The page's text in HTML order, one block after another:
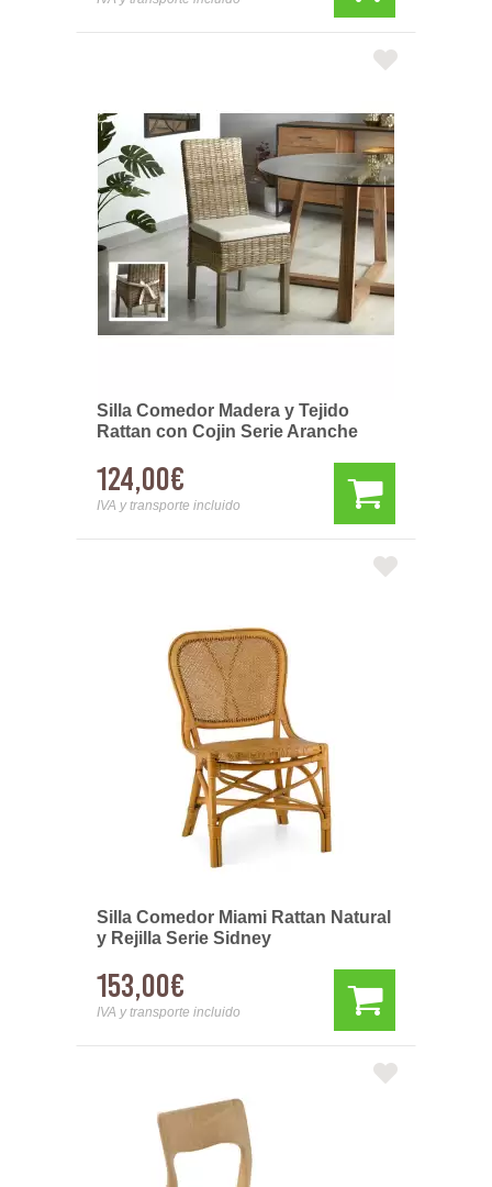
Silla Comedor Madera y Tejido
Rattan con Cojin Serie Aranche
124,00€
IVA y transporte incluido
Silla Comedor Miami Rattan Natural
y Rejilla Serie Sidney
153,00€
IVA y transporte incluido